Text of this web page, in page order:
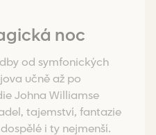
noc
od symfonických
učně až po
Johna Williamse
tajemství, fantazie
i ty nejmenší.